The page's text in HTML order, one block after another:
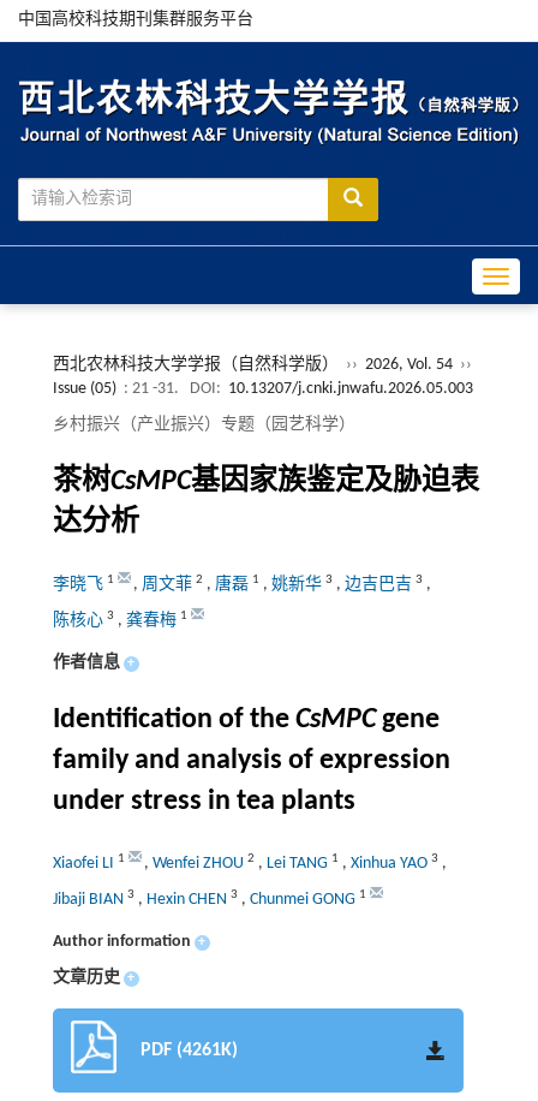
中国高校科技期刊集群服务平台
西北农林科技大学学报（自然科学版） ›› 2026, Vol. 54 ››
Issue (05) : 21 -31. DOI: 10.13207/j.cnki.jnwafu.2026.05.003
乡村振兴（产业振兴）专题（园艺科学）
茶树CsMPC基因家族鉴定及胁迫表
达分析
李晓飞 1 , 周文菲 2 , 唐磊 1 , 姚新华 3 , 边吉巴吉 3 ,
陈核心 3 , 龚春梅 1
作者信息 +
Identification of the CsMPCgene
family and analysis of expression
under stress in tea plants
Xiaofei LI 1 , Wenfei ZHOU 2 , Lei TANG 1 , Xinhua YAO 3 ,
Jibaji BIAN 3 , Hexin CHEN 3 , Chunmei GONG 1
Author information +
文章历史 +
PDF (4261K)